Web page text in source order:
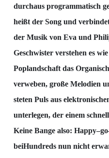
durchaus programmatisch
heißt der Song und
der Musik von Eva und
Geschwister verstehen es
Poplandschaft das
verweben, große Melodien u
steten Puls aus
unterlegen, der einem
Keine Bange also: Happy–go
beiHundreds nun nicht